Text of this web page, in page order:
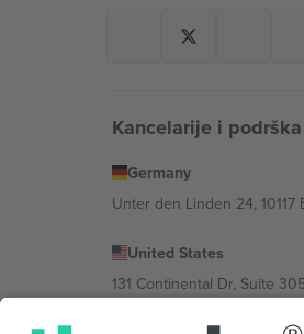
Kancelarije i podrška
Germany
Unter den Linden 24, 10117
United States
131 Continental Dr, Suite